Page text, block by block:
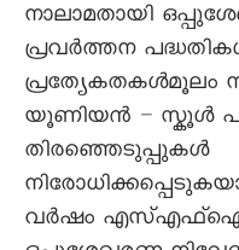
നാലാമതായി
പ്രവർത്തന
പ്രത്യേകതകൾമൂലം
യൂണിയൻ – സ്കൂൾ
തിരഞ്ഞെടുപ്പുകൾ
വർഷം എസ്എഫ്ഐ